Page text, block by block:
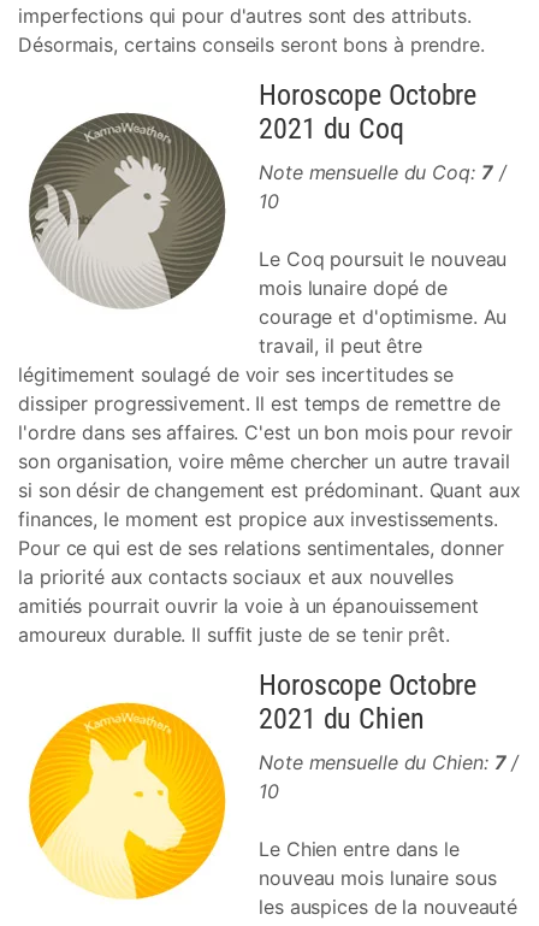
imperfections qui pour d'autres sont des attributs.
Désormais, certains conseils seront bons à prendre.
Horoscope Octobre
2021 du Coq
Note mensuelle du Coq: 7/
10
Le Coq poursuit le nouveau
mois lunaire dopé de
courage et d'optimisme. Au
travail, il peut être
légitimement soulagé de voir ses incertitudes se
dissiper progressivement. Il est temps de remettre de
l'ordre dans ses affaires. C'est un bon mois pour revoir
son organisation, voire même chercher un autre travail
si son désir de changement est prédominant. Quant aux
finances, le moment est propice aux investissements.
Pour ce qui est de ses relations sentimentales, donner
la priorité aux contacts sociaux et aux nouvelles
amitiés pourrait ouvrir la voie à un épanouissement
amoureux durable. Il suffit juste de se tenir prêt.
Horoscope Octobre
2021 du Chien
Note mensuelle du Chien: 7/
10
Le Chien entre dans le
nouveau mois lunaire sous
les auspices de la nouveauté